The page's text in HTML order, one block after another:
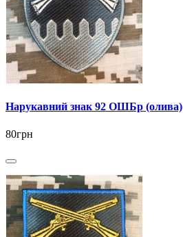
Нарукавний знак 92 ОШБр (олива)
80грн